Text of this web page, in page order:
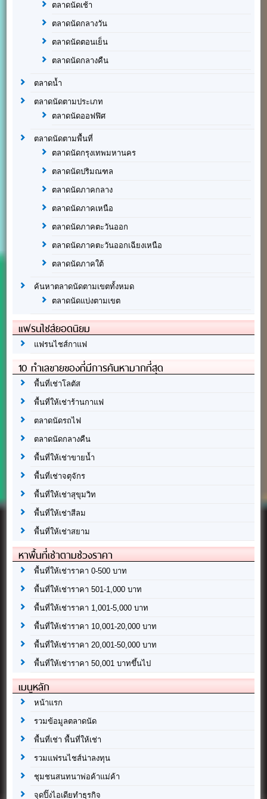
ตลาดนัดเช้า
ตลาดนัดกลางวัน
ตลาดนัดตอนเย็น
ตลาดนัดกลางคืน
ตลาดน้ำ
ตลาดนัดตามประเภท
ตลาดนัดออฟฟิศ
ตลาดนัดตามพื้นที่
ตลาดนัดกรุงเทพมหานคร
ตลาดนัดปริมณฑล
ตลาดนัดภาคกลาง
ตลาดนัดภาคเหนือ
ตลาดนัดภาคตะวันออก
ตลาดนัดภาคตะวันออกเฉียงเหนือ
ตลาดนัดภาคใต้
ค้นหาตลาดนัดตามเขตทั้งหมด
ตลาดนัดแบ่งตามเขต
แฟรนไชส์ยอดนิยม
แฟรนไชส์กาแฟ
10 ทำเลขายของที่มีการค้นหามากที่สุด
พื้นที่เช่าโลตัส
พื้นที่ให้เช่าร้านกาแฟ
ตลาดนัดรถไฟ
ตลาดนัดกลางคืน
พื้นที่ให้เช่าขายน้ำ
พื้นที่เช่าจตุจักร
พื้นที่ให้เช่าสุขุมวิท
พื้นที่ให้เช่าสีลม
พื้นที่ให้เช่าสยาม
หาพื้นที่เช่าตามช่วงราคา
พื้นที่ให้เช่าราคา 0-500 บาท
พื้นที่ให้เช่าราคา 501-1,000 บาท
พื้นที่ให้เช่าราคา 1,001-5,000 บาท
พื้นที่ให้เช่าราคา 10,001-20,000 บาท
พื้นที่ให้เช่าราคา 20,001-50,000 บาท
พื้นที่ให้เช่าราคา 50,001 บาทขึ้นไป
เมนูหลัก
หน้าแรก
รวมข้อมูลตลาดนัด
พื้นที่เช่า พื้นที่ให้เช่า
รวมแฟรนไชส์น่าลงทุน
ชุมชนสนทนาพ่อค้าแม่ค้า
จุดปิ๊งไอเดียทำธุรกิจ